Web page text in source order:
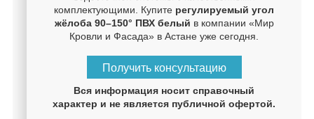
комплектующими. Купите регулируемый угол
жёлоба 90–150° ПВХ белый в компании «Мир
Кровли и Фасада» в Астане уже сегодня.
Получить консультацию
Вся информация носит справочный
характер и не является публичной офертой.